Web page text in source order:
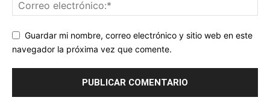
Guardar mi nombre, correo electrónico y sitio web en este
navegador la próxima vez que comente.